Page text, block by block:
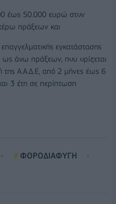
έως 50.000 ευρώ στον
πράξεων και
εγκατάστασης
ως άνω πράξεων, που ορίζεται
της Α.Α.Δ.Ε, από 2 μήνες έως 6
3 έτη σε περίπτωση
ΦΟΡΟΔΙΑΦΥΓΗ